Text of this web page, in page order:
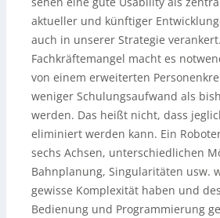
aktueller und künftiger
auch in unserer Strategie
Fachkräftemangel macht es
von einem erweiterten
weniger Schulungsaufwand als
werden. Das heißt nicht, dass
eliminiert werden kann. Ein
sechs Achsen, unterschiedlichen
Bahnplanung, Singularitäten usw.
gewisse Komplexität haben und
Bedienung und Programmierung